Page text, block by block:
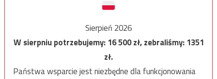
Sierpień 2026
W sierpniu potrzebujemy:16 500zł, zebraliśmy:1351
zł.
Państwa wsparcie jest niezbędne dla funkcjonowania